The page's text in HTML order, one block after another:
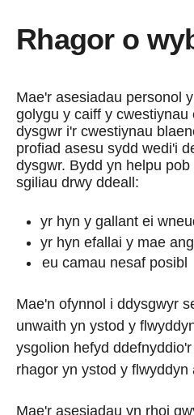
Rhagor o
Mae'r asesiadau personol
golygu y caiff y
dysgwr i'r cwestiynau
profiad asesu sydd wedi'i
dysgwr. Bydd yn helpu
sgiliau drwy ddeall:
yr hyn y gallant ei
yr hyn efallai y mae
eu camau nesaf posibl
Mae'n ofynnol i ddysgwyr
unwaith yn ystod y
ysgolion hefyd
rhagor yn ystod y flwyddyn
Mae'r asesiadau yn rhoi